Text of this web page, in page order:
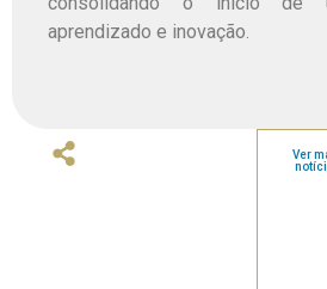
aprendizado e inovação.
Ver